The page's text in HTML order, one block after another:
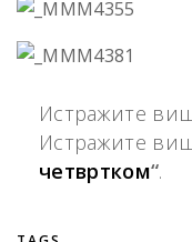
Истражите
Истражите
четвртком“.